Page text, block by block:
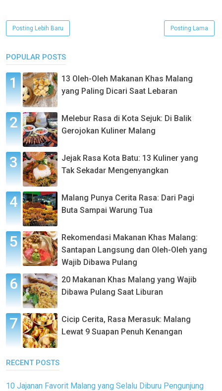
Posting Lebih Baru Posting Lama
POPULAR POSTS
13 Oleh-Oleh Makanan Khas Malang
yang Paling Dicari Saat Lebaran
Melebur Rasa di Kota Sejuk: Di Balik
Gerojokan Kuliner Malang
Jejak Rasa Kota Batu: 13 Kuliner yang
Tak Sekadar Mengenyangkan
Malang Punya Cerita Rasa: Dari Pagi
Buta Sampai Warung Tua
Rekomendasi Makanan Khas Malang:
Santapan Langsung dan Oleh-Oleh yang
Wajib Dibawa Pulang
20 Makanan Khas Malang yang Wajib
Dibawa Pulang Saat Liburan
Cicip Cerita, Rasa Merasuk: Malang
Lewat 9 Suapan Penuh Kenangan
RECENT POSTS
10 Jajanan Favorit Malang yang Selalu Diburu Pengunjung